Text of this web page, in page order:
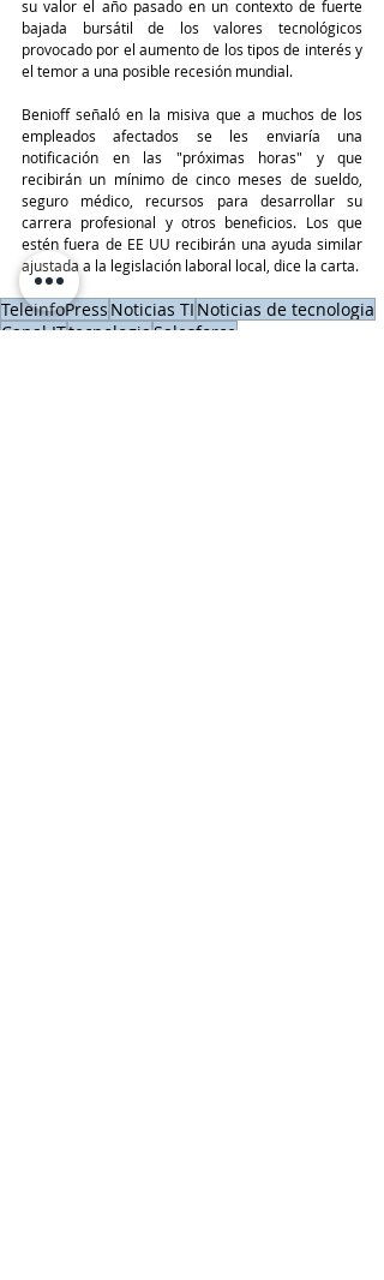
su valor el año pasado en un contexto de fuerte
bajada bursátil de los valores tecnológicos
provocado por el aumento de los tipos de interés y
el temor a una posible recesión mundial.
Benioff señaló en la misiva que a muchos de los
empleados afectados se les enviaría una
notificación en las "próximas horas" y que
recibirán un mínimo de cinco meses de sueldo,
seguro médico, recursos para desarrollar su
carrera profesional y otros beneficios. Los que
estén fuera de EE UU recibirán una ayuda similar
ajustada a la legislación laboral local, dice la carta.
TeleinfoPress Noticias TI Noticias de tecnologia
Canal ITtecnologiaSalesforce